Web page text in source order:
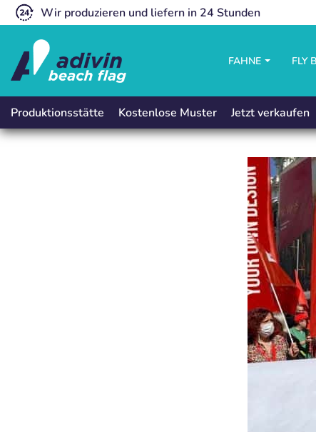
Wir produzieren und liefern in 24 Stunden
FAHNE FLY
Produktionsstätte Kostenlose Muster Jetzt verkaufen